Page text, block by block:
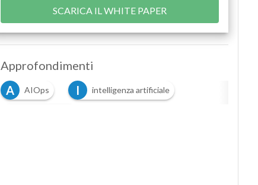
Approfondimenti
A
AIOps I intelligenza artificiale